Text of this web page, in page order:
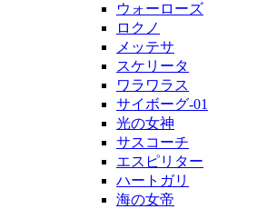
ウォーローズ
ロクノ
メッテサ
スケリータ
ワラワラス
サイボーグ-01
光の女神
サスコーチ
エスピリター
ハートガリ
海の女帝